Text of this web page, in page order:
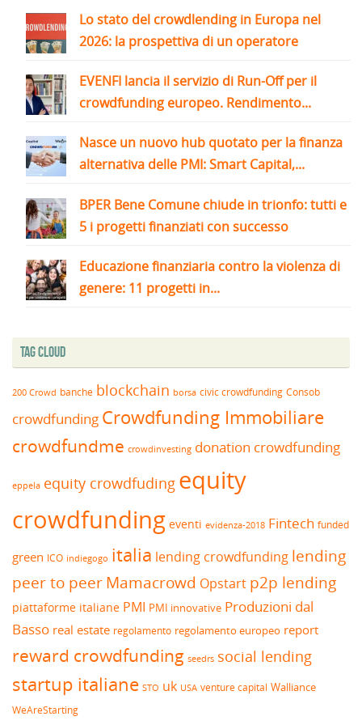
Lo stato del crowdlending in Europa nel
2026: la prospettiva di un operatore
EVENFI lancia il servizio di Run-Off per il
crowdfunding europeo. Rendimento...
Nasce un nuovo hub quotato per la finanza
alternativa delle PMI: Smart Capital,...
BPER Bene Comune chiude in trionfo: tutti e
5 i progetti finanziati con successo
Educazione finanziaria contro la violenza di
genere: 11 progetti in...
Tag Cloud
200 Crowd banche blockchain borsa civic crowdfunding Consob
crowdfunding Crowdfunding Immobiliare
crowdfundme crowdinvesting donation crowdfunding
eppela equity crowdfuding equity
crowdfunding eventi evidenza-2018 Fintech funded
green ICO indiegogo italia lending crowdfunding lending
peer to peerMamacrowd Opstart p2p lending
piattaforme italiane PMI PMI innovative Produzioni dal
Basso real estate regolamento regolamento europeo report
reward crowdfunding seedrs social lending
startup italiane STO uk USA venture capital Walliance
WeAreStarting